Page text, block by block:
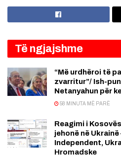
Të ngjajshme
“Më urdhëroi të
zvarritur”/ Ish-
Netanyahun për
58 MINUTA MË PARË
Reagimi i
jehonë në
Independent,
Hromadske